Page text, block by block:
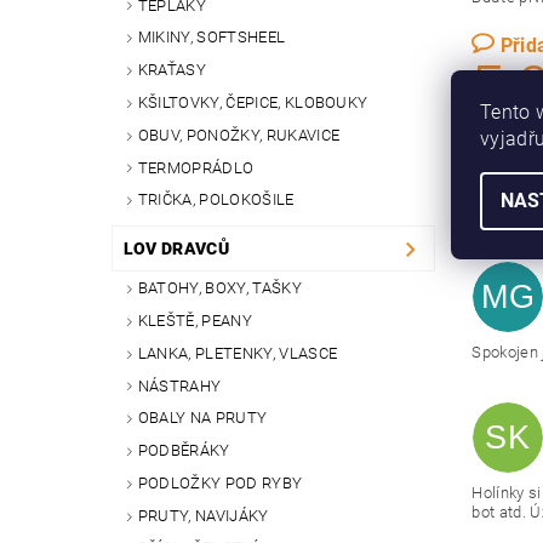
TEPLÁKY
MIKINY, SOFTSHEEL
KRAŤASY
KŠILTOVKY, ČEPICE, KLOBOUKY
OBUV, PONOŽKY, RUKAVICE
TERMOPRÁDLO
TRIČKA, POLOKOŠILE
LOV DRAVCŮ
BATOHY, BOXY, TAŠKY
KLEŠTĚ, PEANY
LANKA, PLETENKY, VLASCE
NÁSTRAHY
OBALY NA PRUTY
PODBĚRÁKY
PODLOŽKY POD RYBY
PRUTY, NAVIJÁKY
Přidat
MG
Spokojen
SK
Holínky
bot atd.
Tento